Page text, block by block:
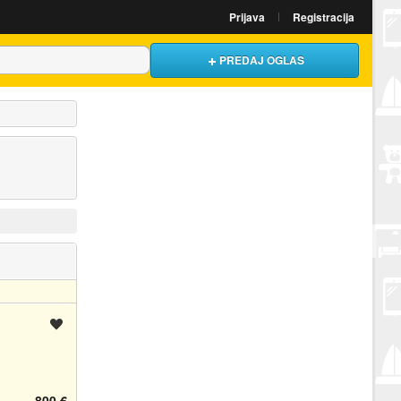
Prijava Registracija
PREDAJ OGLAS